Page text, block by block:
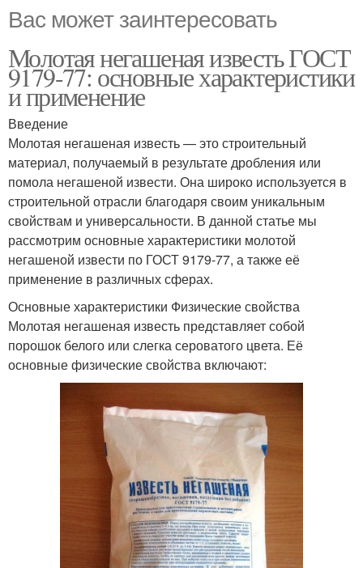
Вас может заинтересовать
Молотая негашеная известь ГОСТ
9179-77: основные характеристики
и применение
Введение
Молотая негашеная известь — это строительный
материал, получаемый в результате дробления или
помола негашеной извести. Она широко используется в
строительной отрасли благодаря своим уникальным
свойствам и универсальности. В данной статье мы
рассмотрим основные характеристики молотой
негашеной извести по ГОСТ 9179-77, а также её
применение в различных сферах.
Основные характеристики Физические свойства
Молотая негашеная известь представляет собой
порошок белого или слегка сероватого цвета. Её
основные физические свойства включают: